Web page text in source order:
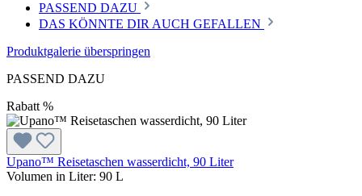
PASSEND DAZU
DAS KÖNNTE DIR AUCH GEFALLEN
Produktgalerie überspringen
PASSEND DAZU
Rabatt %
Upano™ Reisetaschen wasserdicht, 90 Liter
Volumen in Liter: 90 L